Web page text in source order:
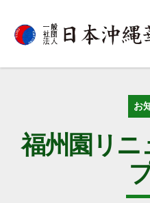
般
人
日
お
福州園リニ